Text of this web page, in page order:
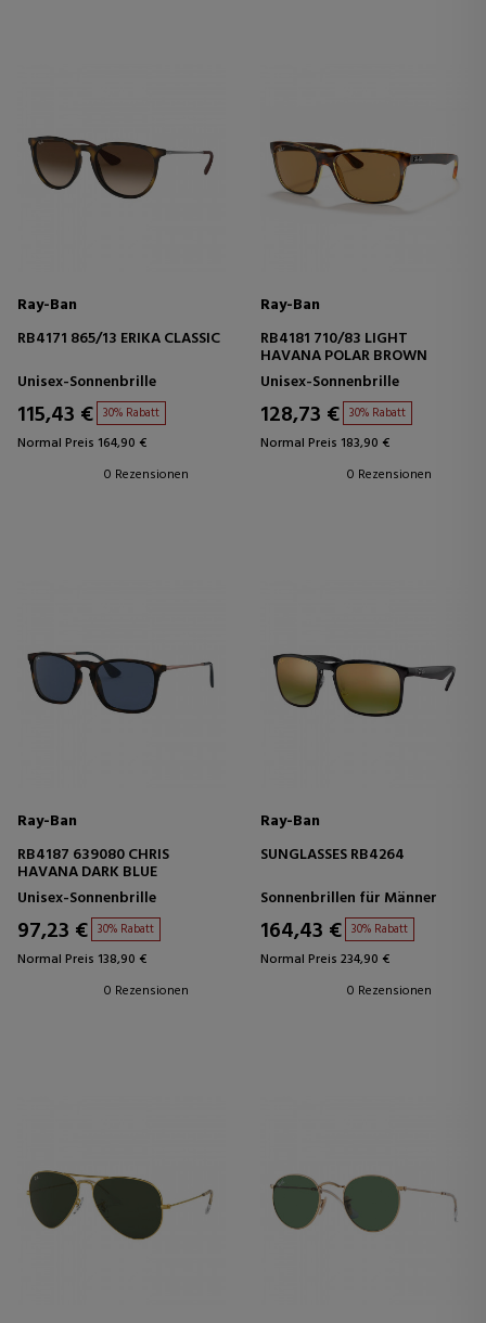
Ray-Ban
RB4171 865/13 ERIKA CLASSIC
Unisex-Sonnenbrille
115,43 € 30% Rabatt
Normal Preis 164,90 €
0 Rezensionen
Ray-Ban
RB4181 710/83 LIGHT
HAVANA POLAR BROWN
Unisex-Sonnenbrille
128,73 € 30% Rabatt
Normal Preis 183,90 €
0 Rezensionen
Ray-Ban
RB4187 639080 CHRIS
HAVANA DARK BLUE
Unisex-Sonnenbrille
97,23 € 30% Rabatt
Normal Preis 138,90 €
0 Rezensionen
Ray-Ban
SUNGLASSES RB4264
Sonnenbrillen für Männer
164,43 € 30% Rabatt
Normal Preis 234,90 €
0 Rezensionen